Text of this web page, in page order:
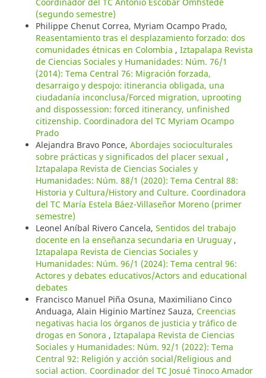
Coordinador del TC Antonio Escobar Omhstede
(segundo semestre)
Philippe Chenut Correa, Myriam Ocampo Prado,
Reasentamiento tras el desplazamiento forzado: dos
comunidades étnicas en Colombia , Iztapalapa Revista
de Ciencias Sociales y Humanidades: Núm. 76/1
(2014): Tema Central 76: Migración forzada,
desarraigo y despojo: itinerancia obligada, una
ciudadanía inconclusa/Forced migration, uprooting
and dispossession: forced itinerancy, unfinished
citizenship. Coordinadora del TC Myriam Ocampo
Prado
Alejandra Bravo Ponce, Abordajes socioculturales
sobre prácticas y significados del placer sexual ,
Iztapalapa Revista de Ciencias Sociales y
Humanidades: Núm. 88/1 (2020): Tema Central 88:
Historia y Cultura/History and Culture. Coordinadora
del TC María Estela Báez-Villaseñor Moreno (primer
semestre)
Leonel Aníbal Rivero Cancela, Sentidos del trabajo
docente en la enseñanza secundaria en Uruguay ,
Iztapalapa Revista de Ciencias Sociales y
Humanidades: Núm. 96/1 (2024): Tema central 96:
Actores y debates educativos/Actors and educational
debates
Francisco Manuel Piña Osuna, Maximiliano Cinco
Anduaga, Alain Higinio Martínez Sauza, Creencias
negativas hacia los órganos de justicia y tráfico de
drogas en Sonora , Iztapalapa Revista de Ciencias
Sociales y Humanidades: Núm. 92/1 (2022): Tema
Central 92: Religión y acción social/Religious and
social action. Coordinador del TC Josué Tinoco Amador